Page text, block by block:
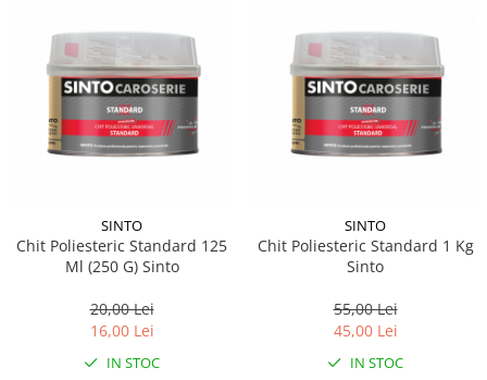
SINTO
Chit Poliesteric Standard 125
Ml (250 G) Sinto
20,00 Lei
16,00 Lei
IN STOC
SINTO
Chit Poliesteric Standard 1 Kg
Sinto
55,00 Lei
45,00 Lei
IN STOC